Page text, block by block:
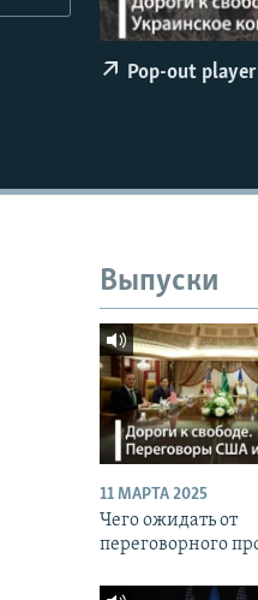
Pop-out player
Выпуски
11 МАРТА 2025
Чего ожидать от
переговорного